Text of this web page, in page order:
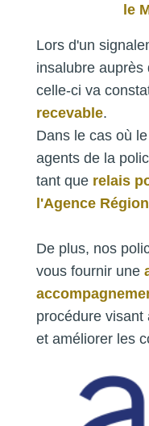
le
Lors d'un
insalubre auprès
celle-ci va
recevable.
Dans le cas où
agents de la
tant que relais
l'Agence
De plus, nos
vous fournir une
procédure visant
et améliorer les